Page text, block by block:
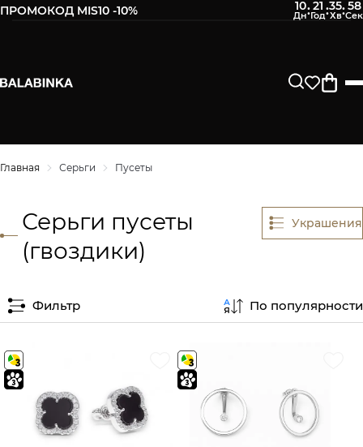
ПРОМОКОД MIS10 -10% 10:21 :35:57
Главная Серьги Пусеты
Серьги пусеты
(гвоздики)
Украшения
Фильтр По популярности